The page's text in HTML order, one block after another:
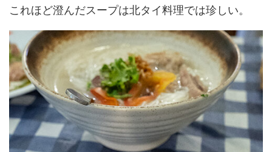
これほど澄んだスープは北タイ料理では珍しい。